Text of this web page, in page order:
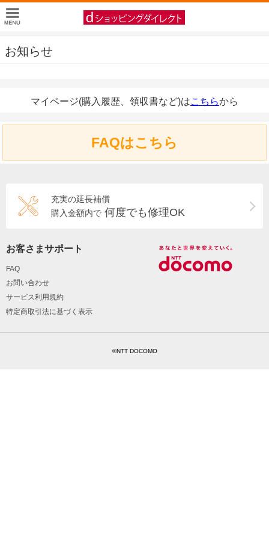
お知らせ
マイページ(購入履歴、領収書など)はこちらから
FAQはこちら
充実の延長補償
購入金額内で 何度でも修理OK
お客さまサポート
FAQ
お問い合わせ
サービス利用規約
特定商取引法に基づく表示
©NTT DOCOMO